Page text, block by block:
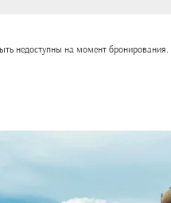
недоступны на момент бронирования.